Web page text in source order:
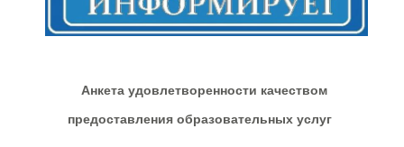
Анкета удовлетворенности качеством
предоставления образовательных услуг